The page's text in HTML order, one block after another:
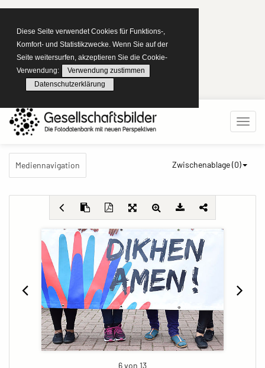
Diese Seite verwendet Cookies für Funktions-,
Komfort- und Statistikzwecke. Wenn Sie auf der
Seite weitersurfen, akzeptieren Sie die Cookie-
Verwendung:
Verwendung zustimmen
Datenschutzerklärung
Mediennavigation Zwischenablage (0)
6 von 13